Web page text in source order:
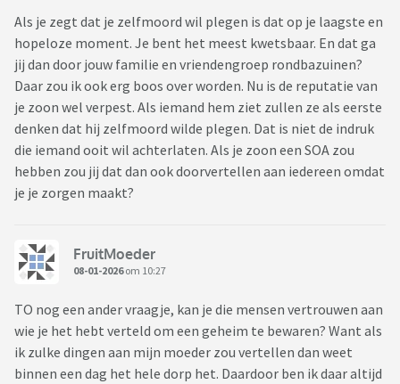
Als je zegt dat je zelfmoord wil plegen is dat op je laagste en
hopeloze moment. Je bent het meest kwetsbaar. En dat ga
jij dan door jouw familie en vriendengroep rondbazuinen?
Daar zou ik ook erg boos over worden. Nu is de reputatie van
je zoon wel verpest. Als iemand hem ziet zullen ze als eerste
denken dat hij zelfmoord wilde plegen. Dat is niet de indruk
die iemand ooit wil achterlaten. Als je zoon een SOA zou
hebben zou jij dat dan ook doorvertellen aan iedereen omdat
je je zorgen maakt?
FruitMoeder
08-01-2026om 10:27
TO nog een ander vraagje, kan je die mensen vertrouwen aan
wie je het hebt verteld om een geheim te bewaren? Want als
ik zulke dingen aan mijn moeder zou vertellen dan weet
binnen een dag het hele dorp het. Daardoor ben ik daar altijd